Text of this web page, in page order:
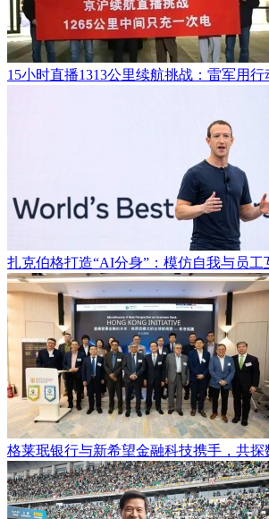
15小时直播1313公里续航挑战：雷军用
扎克伯格打造“AI分身”：模仿自我与员工
格莱珉银行与新希望金融科技携手，共